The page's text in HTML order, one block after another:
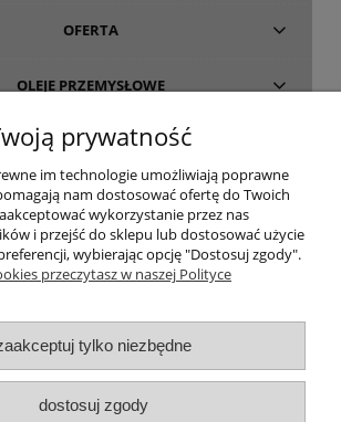
OFERTA
OLEJE PRZEMYSŁOWE
INFORMACJE
O FIRMIE
zakupowa środków smarnych firmy ALVESTA |
dla przemysłu spożywczego | Olej do sprężarek
prywatność
im technologie umożliwiają poprawne
nam dostosować ofertę do Twoich
wykorzystanie przez nas
i przejść do sklepu lub dostosować użycie
wybierając opcję "Dostosuj zgody".
przeczytasz w naszej Polityce
tylko niezbędne
dostosuj zgody